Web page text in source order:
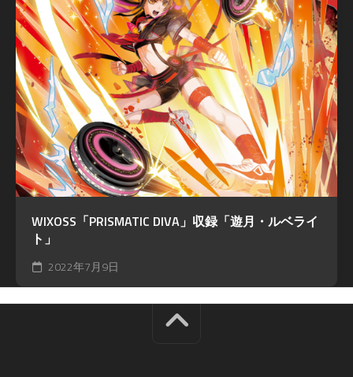
WIXOSS「PRISMATIC DIVA」収録「遊月・ルベライ
ト」
2022年7月9日